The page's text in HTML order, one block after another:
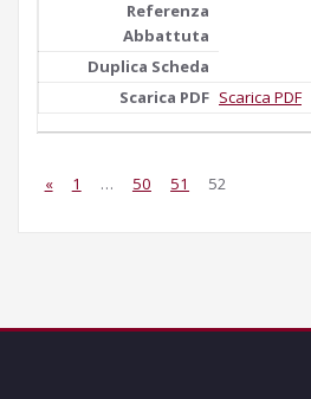
Scarica PDF
« 1 … 50 51 52